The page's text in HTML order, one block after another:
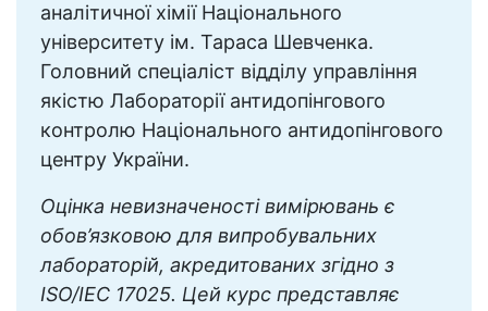
аналітичної хімії Національного
університету ім. Тараса Шевченка.
Головний спеціаліст відділу управління
якістю Лабораторії антидопінгового
контролю Національного антидопінгового
центру України.
Оцінка невизначеності вимірювань є
обов’язковою для випробувальних
лабораторій, акредитованих згідно з
ISO/IEC 17025. Цей курс представляє